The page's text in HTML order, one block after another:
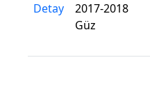
Detay
2017-2018
Güz